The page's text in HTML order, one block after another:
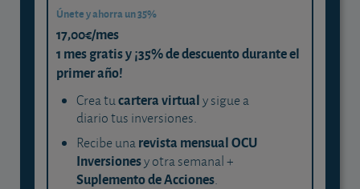
Únete y ahorra un 35%
17,00€/mes
1 mes gratis y ¡35% de descuento durante el
primer año!
Crea tucartera virtualy sigue a
diario tus inversiones.
Recibe unarevista mensual OCU
Inversionesy otra semanal +
Suplemento de Acciones.